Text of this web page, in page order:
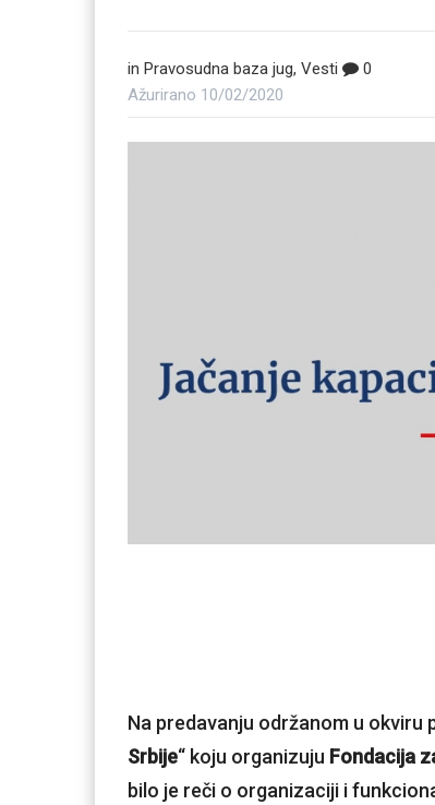
in Pravosudna baza jug, Vesti
0
Ažurirano 10/02/2020
Na predavanju održanom u okviru
Srbije“ koju organizuju Fondacija
bilo je reči o organizaciji i